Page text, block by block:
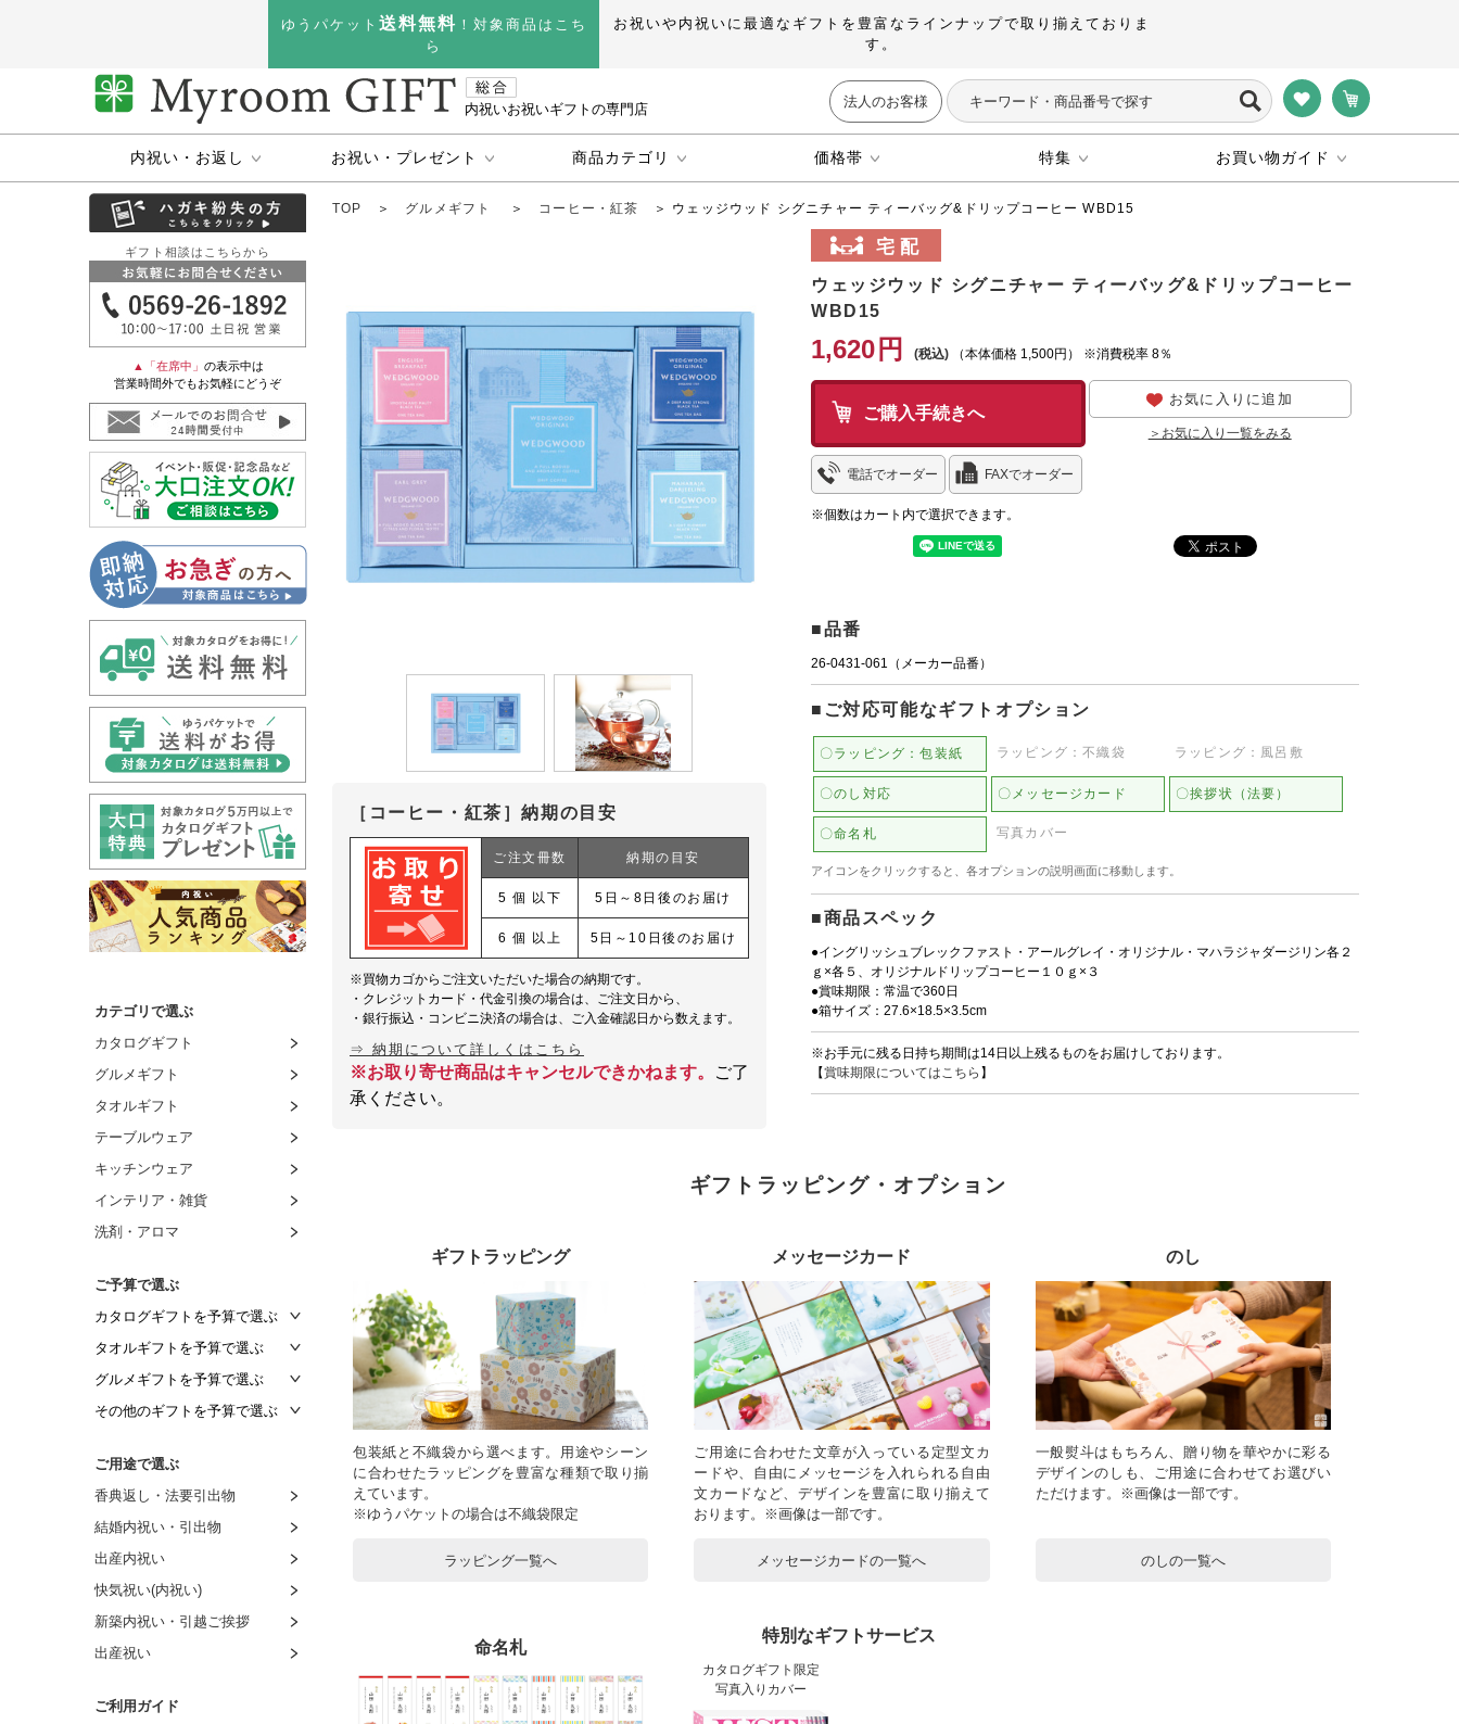
ゆうパケット 送料無料 ！対象商品はこち
ら
お祝いや内祝いに最適なギフトを豊富なラインナップで取り揃えておりま
す。
内祝いお祝いギフトの専門店
法人のお客様
内祝い・お返し お祝い・プレゼント 商品カテゴリ 価格帯 特集 お買い物ガイド
ギフト相談はこちらから
▲「在席中」 の表示中は
営業時間外でもお気軽にどうぞ
カテゴリで選ぶ
カタログギフト
グルメギフト
タオルギフト
テーブルウェア
キッチンウェア
インテリア・雑貨
洗剤・アロマ
ご予算で選ぶ
カタログギフトを予算で選ぶ
～2,000円
～2,500円
～3,000円
～4,000円
～4,500円
～5,000円
～6,000円
～9,000円
～11,000円
～16,000円
～21,000円
タオルギフトを予算で選ぶ
～1,000円
～1,500円
～3,000円
～4,000円
～5,000円
～6,000円
～7,000円
～8,000円
8,001円～
グルメギフトを予算で選ぶ
～1,000円
～2,000円
～3,000円
～4,000円
～5,000円
～6,000円
～7,000円
～8,000円
8,001円～
その他のギフトを予算で選ぶ
～1,500円
～2,000円
～3,000円
～4,000円
～5,000円
～6,000円
～7,000円
～8,000円
ご用途で選ぶ
香典返し・法要引出物
結婚内祝い・引出物
出産内祝い
快気祝い(内祝い)
新築内祝い・引越ご挨拶
出産祝い
ご利用ガイド
TOP ＞ グルメギフト ＞ コーヒー・紅茶 ＞ ウェッジウッド シグニチャー ティーバッグ&ドリップコーヒー WBD15
［コーヒー・紅茶］納期の目安
ご注文冊数 納期の目安
5 個 以下 5日～8日後のお届け
6 個 以上 5日～10日後のお届け
※買物カゴからご注文いただいた場合の納期です。
・クレジットカード・代金引換の場合は、ご注文日から、
・銀行振込・コンビニ決済の場合は、ご入金確認日から数えます。
⇒ 納期について詳しくはこちら
※お取り寄せ商品はキャンセルできかねます。
ご了
承ください。
ウェッジウッド シグニチャー ティーバッグ&ドリップコーヒー
WBD15
1,620 円 （本体価格 1,500円） ※消費税率 8％
ご購入手続きへ
電話でオーダー FAXでオーダー
※個数はカート内で選択できます。
お気に入りに追加
＞お気に入り一覧をみる
■品番
26-0431-061（メーカー品番）
■ご対応可能なギフトオプション
〇ラッピング：包装紙 ラッピング：不織袋 ラッピング：風呂敷
〇のし対応 〇メッセージカード 〇挨拶状（法要）
〇命名札 写真カバー
アイコンをクリックすると、各オプションの説明画面に移動します。
■商品スペック
●イングリッシュブレックファスト・アールグレイ・オリジナル・マハラジャダージリン各２
ｇ×各５、オリジナルドリップコーヒー１０ｇ×３
●賞味期限：常温で360日
●箱サイズ：27.6×18.5×3.5cm
※お手元に残る日持ち期間は14日以上残るものをお届けしております。
【賞味期限についてはこちら 】
ギフトラッピング・オプション
ギフトラッピング
包装紙と不織袋から選べます。用途やシーン
に合わせたラッピングを豊富な種類で取り揃
えています。
※ゆうパケットの場合は不織袋限定
ラッピング一覧へ
メッセージカード
ご用途に合わせた文章が入っている定型文カ
ードや、自由にメッセージを入れられる自由
文カードなど、デザインを豊富に取り揃えて
おります。※画像は一部です。
メッセージカードの一覧へ
のし
一般熨斗はもちろん、贈り物を華やかに彩る
デザインのしも、ご用途に合わせてお選びい
ただけます。※画像は一部です。
のしの一覧へ
命名札
特別なギフトサービス
カタログギフト限定
写真入りカバー